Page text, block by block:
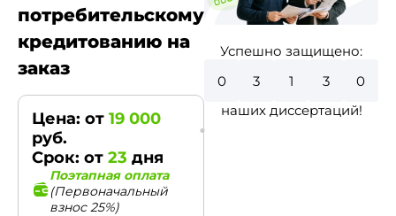
потребительскому
кредитованию на
заказ
Цена: от 19 000
руб.
Срок: от 23 дня
Поэтапная оплата
(Первоначальный
взнос 25%)
Успешно защищено:
4
5
5
3
0
наших диссертаций!